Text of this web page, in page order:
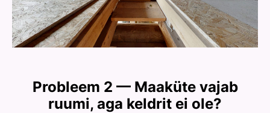
Probleem 2 — Maaküte vajab
ruumi, aga keldrit ei ole?